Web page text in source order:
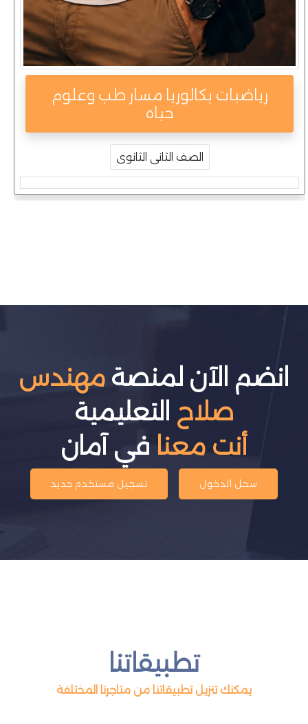
رياضيات بكالوريا مسار طب وعلوم
حياه
الصف الثانى الثانوى
انضم الآن لمنصةمهندس
صلاح التعليمية
أنت معنا في آمان
سجل الدخول تسجيل مستخدم جديد
تطبيقاتنا
يمكنك تنزيل تطبيقاتنا من متاجرنا المختلفة